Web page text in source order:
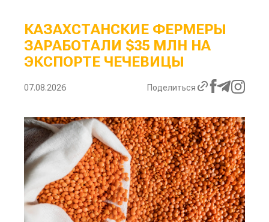
КАЗАХСТАНСКИЕ ФЕРМЕРЫ
ЗАРАБОТАЛИ $35 МЛН НА
ЭКСПОРТЕ ЧЕЧЕВИЦЫ
07.08.2026 Поделиться